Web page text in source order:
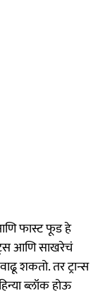
फास्ट फूड हे
आणि साखरेचं
शकतो. तर ट्रान्स
ब्लॉक होऊ